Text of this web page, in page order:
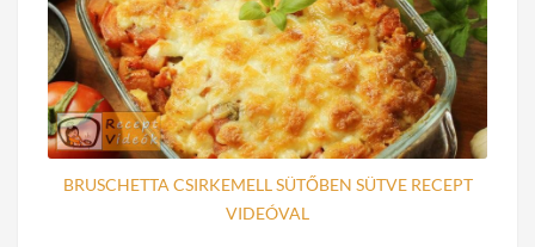
BRUSCHETTA CSIRKEMELL SÜTŐBEN SÜTVE RECEPT
VIDEÓVAL